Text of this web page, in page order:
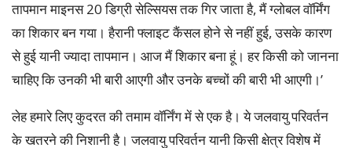
तापमान माइनस 20 डिग्री सेल्सियस तक गिर जाता है, मैं ग्लोबल वॉर्मिंग
का शिकार बन गया। हैरानी फ्लाइट कैंसल होने से नहीं हुई, उसके कारण
से हुई यानी ज्यादा तापमान। आज मैं शिकार बना हूं। हर किसी को जानना
चाहिए कि उनकी भी बारी आएगी और उनके बच्चों की बारी भी आएगी।’
लेह हमारे लिए कुदरत की तमाम वॉर्निंग में से एक है। ये जलवायु परिवर्तन
के खतरने की निशानी है। जलवायु परिवर्तन यानी किसी क्षेत्र विशेष में